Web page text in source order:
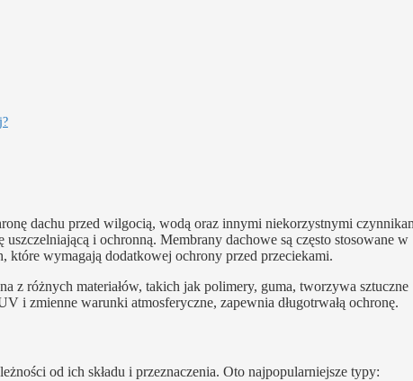
dachu przed wilgocią, wodą oraz innymi niekorzystnymi
i ochronną. Membrany dachowe są często stosowane w
które wymagają dodatkowej ochrony przed przeciekami.
z różnych materiałów, takich jak polimery, guma, tworzywa sztuczne
i zmienne warunki atmosferyczne, zapewnia długotrwałą ochronę.
od ich składu i przeznaczenia. Oto najpopularniejsze typy: